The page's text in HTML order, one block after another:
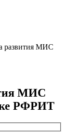
развития МИС
МИС
РФРИТ